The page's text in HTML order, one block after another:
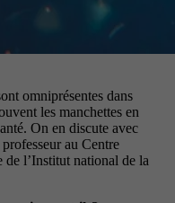
omniprésentes dans
les manchettes en
On en discute avec
au Centre
l’Institut national de la